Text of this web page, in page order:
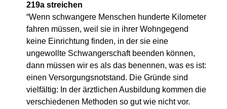
219a streichen
“Wenn schwangere Menschen hunderte Kilometer
fahren müssen, weil sie in ihrer Wohngegend
keine Einrichtung finden, in der sie eine
ungewollte Schwangerschaft beenden können,
dann müssen wir es als das benennen, was es ist:
einen Versorgungsnotstand. Die Gründe sind
vielfältig: In der ärztlichen Ausbildung kommen die
verschiedenen Methoden so gut wie nicht vor.